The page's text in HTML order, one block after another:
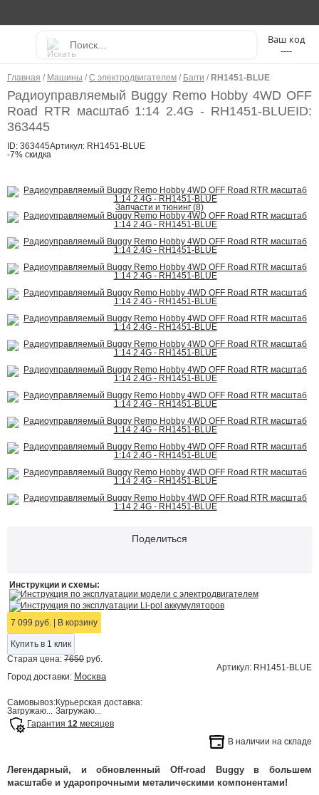
----
Главная / Машины / С электродвигателем / Багги / RH1451-BLUE
Радиоуправляемый Buggy Remo Hobby 4WD OFF
Road RTR масштаб 1:14 2.4G - RH1451-BLUEID:
363445
ID: 363445Артикул: RH1451-BLUE
-7% скидка
Запчасти и тюнинг (8)
Поделиться
Инструкции и схемы:
Инструкция по эксплуатации модели с электродвигателем
Инструкция по эксплуатации Li-pol аккумуляторов
7 099 руб.
В корзину
Купить в 1 клик
Старая цена: 7650 руб.
Артикул: RH1451-BLUE
Город доставки: Москва
Самовывоз:
Загружаю...
Курьерская доставка:
Загружаю...
Гарантия 12 месяцев
В наличии на складе
Легендарный, и обновленный Off-road Buggy в большем
масштабе и ударопрочными металическими компонентами!